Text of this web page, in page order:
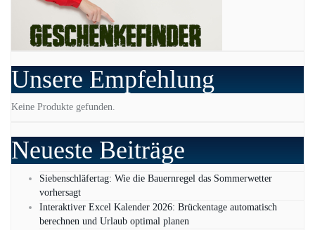
Unsere Empfehlung
Keine Produkte gefunden.
Neueste Beiträge
Siebenschläfertag: Wie die Bauernregel das Sommerwetter
vorhersagt
Interaktiver Excel Kalender 2026: Brückentage automatisch
berechnen und Urlaub optimal planen